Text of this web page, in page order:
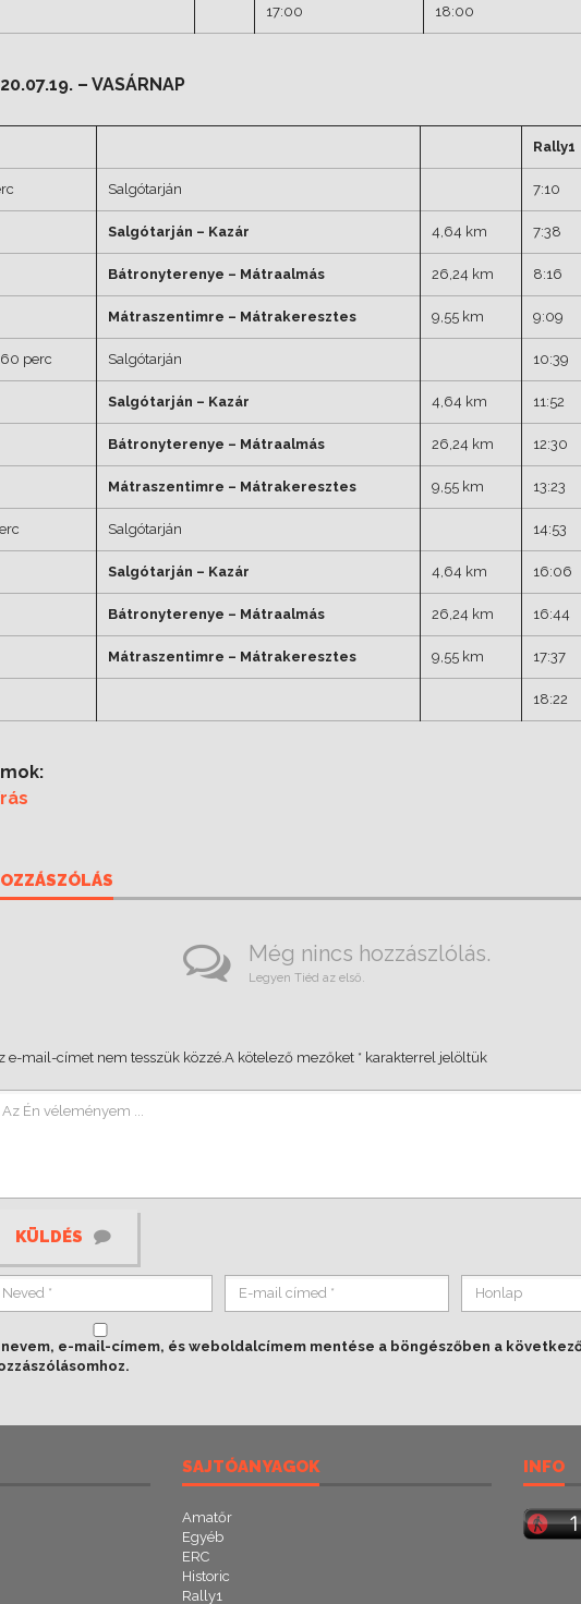
17:00 18:00
– VASÁRNAP
Rally1
Salgótarján 7:10
Salgótarján – Kazár 4,64 km 7:38
Bátronyterenye – Mátraalmás 26,24 km 8:16
Mátraszentimre – Mátrakeresztes 9,55 km 9:09
perc Salgótarján 10:39
Salgótarján – Kazár 4,64 km 11:52
Bátronyterenye – Mátraalmás 26,24 km 12:30
Mátraszentimre – Mátrakeresztes 9,55 km 13:23
Salgótarján 14:53
Salgótarján – Kazár 4,64 km 16:06
Bátronyterenye – Mátraalmás 26,24 km 16:44
Mátraszentimre – Mátrakeresztes 9,55 km 17:37
18:22
Még nincs hozzászlólás.
Legyen Tiéd az első.
e-mail-címet nem tesszük közzé. A kötelező mezőket * karakterrel jelöltük
KÜLDÉS
nevem, e-mail-címem, és weboldalcímem mentése a böngészőben a
SAJTÓANYAGOK
Amatőr
Egyéb
ERC
Historic
Rally1
INFO